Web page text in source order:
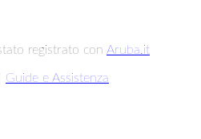
registrato con Aruba.it
Guide e Assistenza